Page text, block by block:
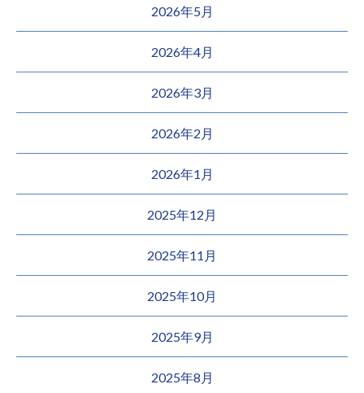
2026年5月
2026年4月
2026年3月
2026年2月
2026年1月
2025年12月
2025年11月
2025年10月
2025年9月
2025年8月